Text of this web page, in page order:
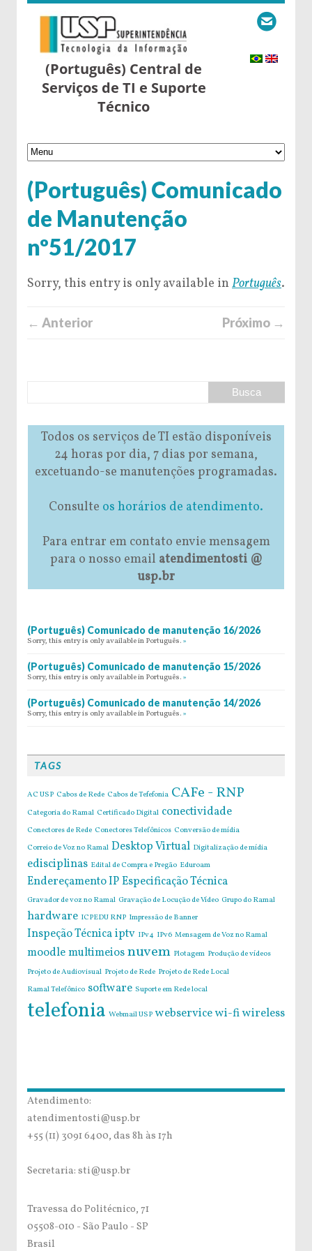
(Português) Central de
Serviços de TI e Suporte
Técnico
(Português) Comunicado
de Manutenção
nº51/2017
Sorry, this entry is only available in Português.
← Anterior Próximo →
Todos os serviços de TI estão disponíveis
24 horas por dia, 7 dias por semana,
excetuando-se manutenções programadas.
Consulte os horários de atendimento.
Para entrar em contato envie mensagem
para o nosso email atendimentosti @
usp.br
(Português) Comunicado de manutenção 16/2026
Sorry, this entry is only available in Português. »
(Português) Comunicado de manutenção 15/2026
Sorry, this entry is only available in Português. »
(Português) Comunicado de manutenção 14/2026
Sorry, this entry is only available in Português. »
TAGS
AC USP Cabos de Rede Cabos de Tefefonia CAFe - RNP
Categoria do Ramal Certificado Digital conectividade
Conectores de Rede Conectores Telefônicos Conversão de mídia
Correio de Voz no Ramal Desktop Virtual Digitalização de mídia
edisciplinas Edital de Compra e Pregão Eduroam
Endereçamento IPEspecificação Técnica
Gravador de voz no Ramal Gravação de Locução de Vídeo Grupo do Ramal
hardware ICPEDU RNP Impressão de Banner
Inspeção Técnicaiptv IPv4 IPv6 Mensagem de Voz no Ramal
moodlemultimeiosnuvem Plotagem Produção de vídeos
Projeto de Audiovisual Projeto de Rede Projeto de Rede Local
Ramal Telefônico software Suporte em Rede local
telefonia Webmail USP webservicewi-fiwireless
Atendimento:
atendimentosti@usp.br
+55 (11) 3091 6400, das 8h às 17h
Secretaria: sti@usp.br
Travessa do Politécnico, 71
05508-010 - São Paulo - SP
Brasil